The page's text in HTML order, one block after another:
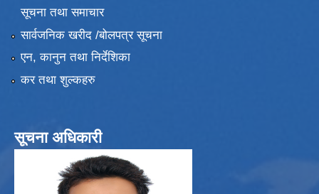
सूचना तथा समाचार
सार्वजनिक खरीद /बोलपत्र सूचना
एन, कानुन तथा निर्देशिका
कर तथा शुल्कहरु
सूचना अधिकारी